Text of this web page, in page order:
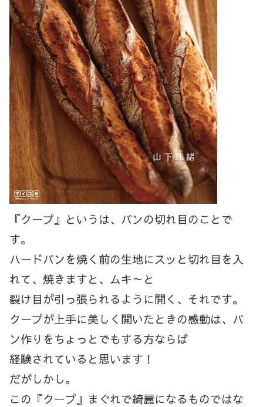
『クープ』というは、パンの切れ目のことで
す。
ハードパンを焼く前の生地にスッと切れ目を入
れて、焼きますと、ムキ～と
裂け目が引っ張られるように開く、それです。
クープが上手に美しく開いたときの感動は、パ
ン作りをちょっとでもする方ならば
経験されていると思います！
だがしかし。
この『クープ』まぐれで綺麗になるものではな